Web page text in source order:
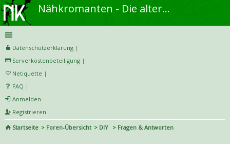
Nähkromanten - Die alternative Näh- und DIY-Community
Datenschutzerklärung |
Serverkostenbeteiligung |
Netiquette |
FAQ |
Anmelden
Registrieren
Startseite
Foren-Übersicht DIY
Fragen & Antworten